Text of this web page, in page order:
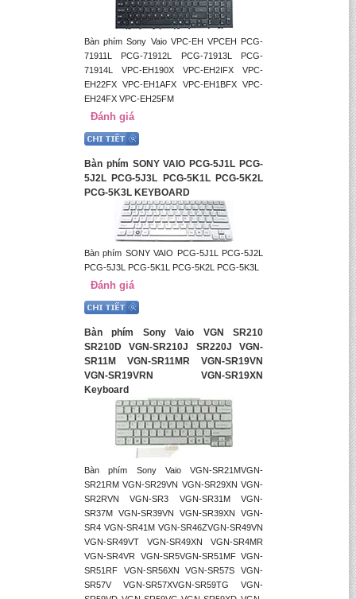
Bàn phím Sony Vaio VPC-EH VPCEH PCG-
71911L PCG-71912L PCG-71913L PCG-
71914L VPC-EH190X VPC-EH2IFX VPC-
EH22FX VPC-EH1AFX VPC-EH1BFX VPC-
EH24FX VPC-EH25FM
Đánh giá
Bàn phím SONY VAIO PCG-5J1L PCG-
5J2L PCG-5J3L PCG-5K1L PCG-5K2L
PCG-5K3L KEYBOARD
Bàn phím SONY VAIO PCG-5J1L PCG-5J2L
PCG-5J3L PCG-5K1L PCG-5K2L PCG-5K3L
Đánh giá
Bàn phím Sony Vaio VGN SR210
SR210D VGN-SR210J SR220J VGN-
SR11M VGN-SR11MR VGN-SR19VN
VGN-SR19VRN VGN-SR19XN
Keyboard
Bàn phím Sony Vaio VGN-SR21MVGN-
SR21RM VGN-SR29VN VGN-SR29XN VGN-
SR2RVN VGN-SR3 VGN-SR31M VGN-
SR37M VGN-SR39VN VGN-SR39XN VGN-
SR4 VGN-SR41M VGN-SR46ZVGN-SR49VN
VGN-SR49VT VGN-SR49XN VGN-SR4MR
VGN-SR4VR VGN-SR5VGN-SR51MF VGN-
SR51RF VGN-SR56XN VGN-SR57S VGN-
SR57V VGN-SR57XVGN-SR59TG VGN-